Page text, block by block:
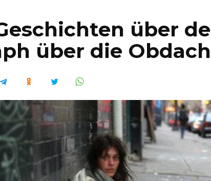
über
über die